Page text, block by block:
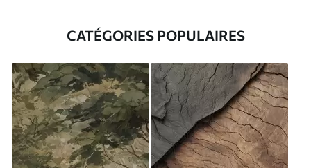
CATÉGORIES POPULAIRES